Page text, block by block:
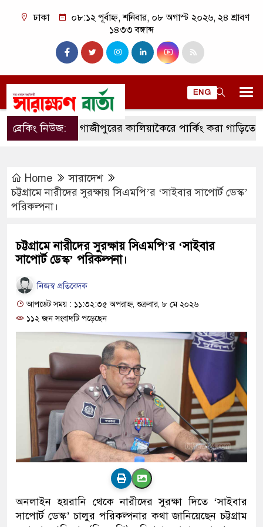
ঢাকা
০৮:১২ পূর্বাহ্ন, শনিবার, ০৮ অগাস্ট ২০২৬, ২৪ শ্রাবণ
১৪৩৩ বঙ্গাব্দ
ENG
ব্রেকিং নিউজ:গাজীপুরের কালিয়াকৈরে পার্কিং করা গাড়িতে আগুন।
Home
সারাদেশ
চট্টগ্রামে নারীদের সুরক্ষায় সিএমপি’র ‘সাইবার সাপোর্ট ডেস্ক’
পরিকল্পনা।
চট্টগ্রামে নারীদের সুরক্ষায় সিএমপি’র ‘সাইবার
সাপোর্ট ডেস্ক’ পরিকল্পনা।
নিজস্ব প্রতিবেদক
আপডেট সময় : ১১:৩২:৩৫ অপরাহ্ন, শুক্রবার, ৮ মে ২০২৬
১১২ জন সংবাদটি পড়েছেন
অনলাইন হয়রানি থেকে নারীদের সুরক্ষা দিতে ‘সাইবার
সাপোর্ট ডেস্ক’ চালুর পরিকল্পনার কথা জানিয়েছেন চট্টগ্রাম